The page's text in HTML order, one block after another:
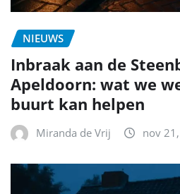
NIEUWS
Inbraak aan de
Apeldoorn: wat we
buurt kan helpen
Miranda de Vrij nov